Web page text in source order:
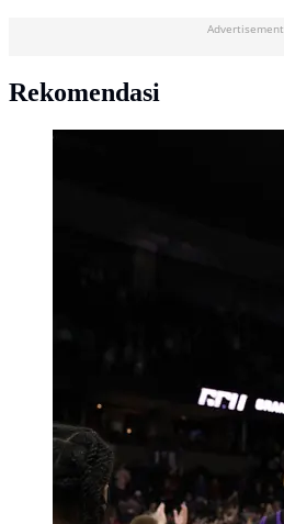
Advertisement
Rekomendasi